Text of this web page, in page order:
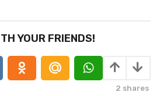
YOUR FRIENDS!
2 shares